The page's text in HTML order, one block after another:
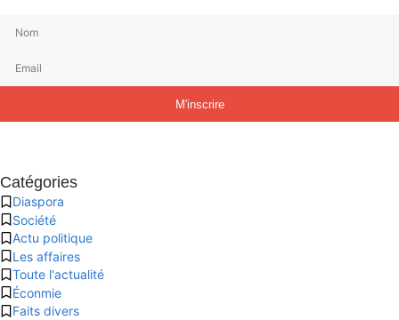
M'inscrire
Catégories
Diaspora
Société
Actu politique
Les affaires
Toute l'actualité
Éconmie
Faits divers